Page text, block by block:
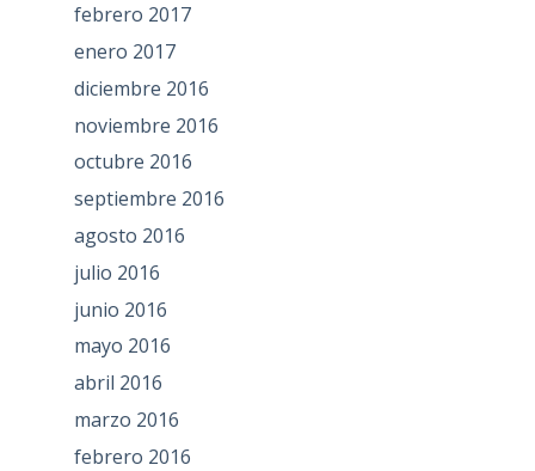
febrero 2017
enero 2017
diciembre 2016
noviembre 2016
octubre 2016
septiembre 2016
agosto 2016
julio 2016
junio 2016
mayo 2016
abril 2016
marzo 2016
febrero 2016